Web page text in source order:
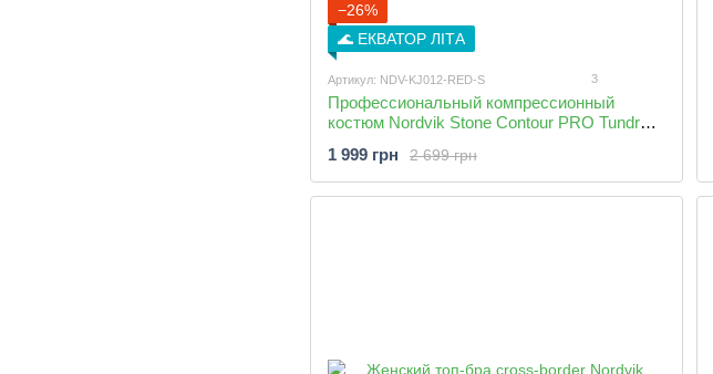
−26%
🌊 ЕКВАТОР ЛІТА
Артикул: NDV-KJ012-RED-S 3
Профессиональный компрессионный
костюм Nordvik Stone Contour PRO Tundra
моделирования
2 699 грн
1 999 грн